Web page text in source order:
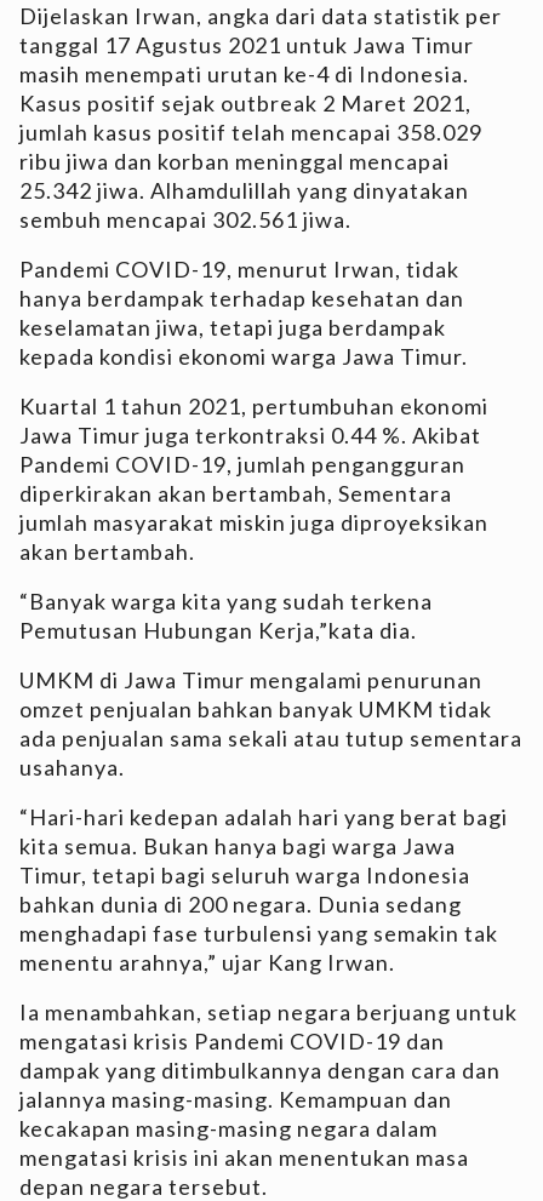
Dijelaskan Irwan, angka dari data statistik per
tanggal 17 Agustus 2021 untuk Jawa Timur
masih menempati urutan ke-4 di Indonesia.
Kasus positif sejak outbreak 2 Maret 2021,
jumlah kasus positif telah mencapai 358.029
ribu jiwa dan korban meninggal mencapai
25.342 jiwa. Alhamdulillah yang dinyatakan
sembuh mencapai 302.561 jiwa.
Pandemi COVID-19, menurut Irwan, tidak
hanya berdampak terhadap kesehatan dan
keselamatan jiwa, tetapi juga berdampak
kepada kondisi ekonomi warga Jawa Timur.
Kuartal 1 tahun 2021, pertumbuhan ekonomi
Jawa Timur juga terkontraksi 0.44 %. Akibat
Pandemi COVID-19, jumlah pengangguran
diperkirakan akan bertambah, Sementara
jumlah masyarakat miskin juga diproyeksikan
akan bertambah.
“Banyak warga kita yang sudah terkena
Pemutusan Hubungan Kerja,”kata dia.
UMKM di Jawa Timur mengalami penurunan
omzet penjualan bahkan banyak UMKM tidak
ada penjualan sama sekali atau tutup sementara
usahanya.
“Hari-hari kedepan adalah hari yang berat bagi
kita semua. Bukan hanya bagi warga Jawa
Timur, tetapi bagi seluruh warga Indonesia
bahkan dunia di 200 negara. Dunia sedang
menghadapi fase turbulensi yang semakin tak
menentu arahnya,” ujar Kang Irwan.
Ia menambahkan, setiap negara berjuang untuk
mengatasi krisis Pandemi COVID-19 dan
dampak yang ditimbulkannya dengan cara dan
jalannya masing-masing. Kemampuan dan
kecakapan masing-masing negara dalam
mengatasi krisis ini akan menentukan masa
depan negara tersebut.